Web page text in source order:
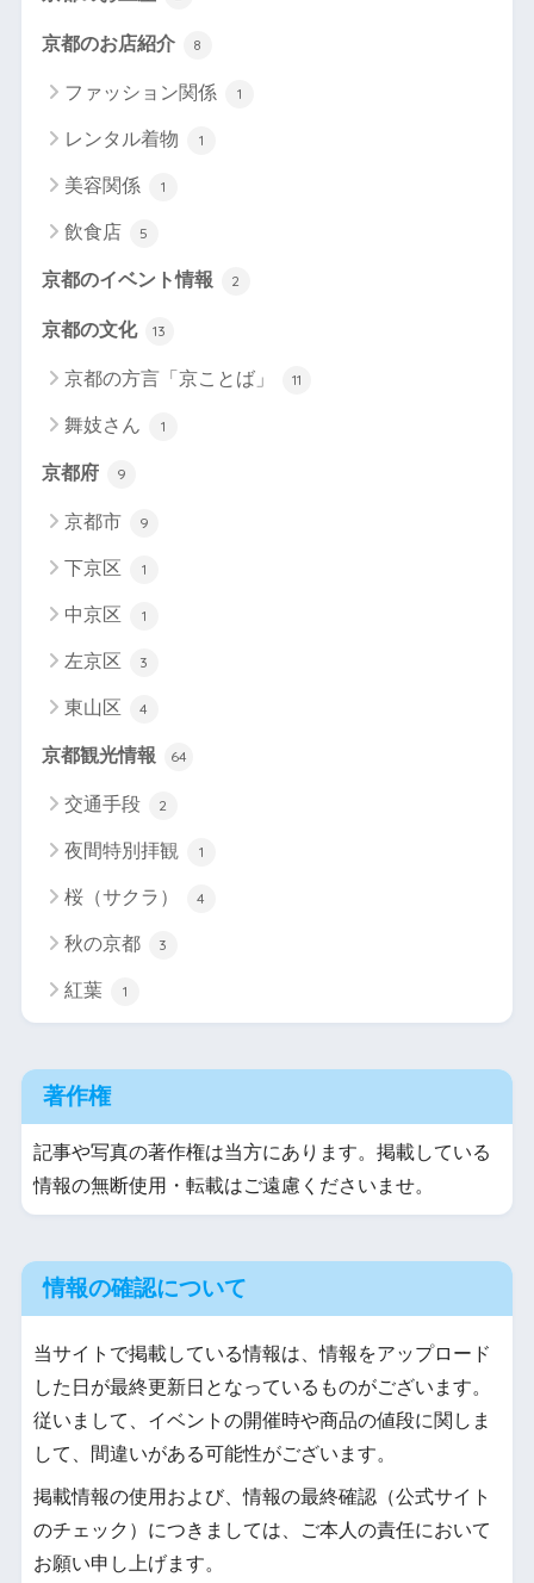
京都のお店紹介 8
ファッション関係 1
レンタル着物 1
美容関係 1
飲食店 5
京都のイベント情報 2
京都の文化 13
京都の方言「京ことば」 11
舞妓さん 1
京都府 9
京都市 9
下京区 1
中京区 1
左京区 3
東山区 4
京都観光情報 64
交通手段 2
夜間特別拝観 1
桜（サクラ） 4
秋の京都 3
紅葉 1
著作権
記事や写真の著作権は当方にあります。掲載している
情報の無断使用・転載はご遠慮くださいませ。
情報の確認について
当サイトで掲載している情報は、情報をアップロード
した日が最終更新日となっているものがございます。
従いまして、イベントの開催時や商品の値段に関しま
して、間違いがある可能性がございます。
掲載情報の使用および、情報の最終確認（公式サイト
のチェック）につきましては、ご本人の責任において
お願い申し上げます。